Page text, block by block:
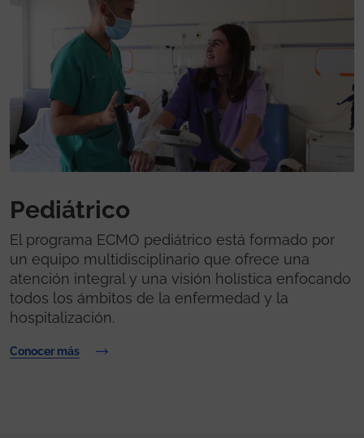
Pediátrico
El programa ECMO pediátrico está formado por
un equipo multidisciplinario que ofrece una
atención integral y una visión holística enfocando
todos los ámbitos de la enfermedad y la
hospitalización.
Conocer más